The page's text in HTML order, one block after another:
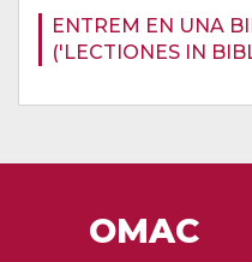
ENTREM EN UNA
('LECTIONES IN
OMAC